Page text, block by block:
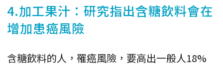
4.加工果汁：研究指出含糖飲料會在
增加患癌風險
含糖飲料的人，罹癌風險，要高出一般人18%